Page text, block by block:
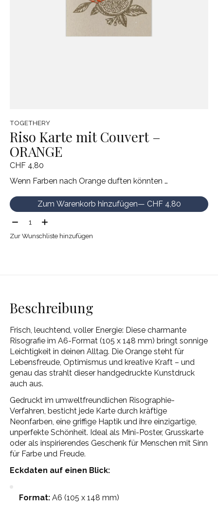
TOGETHERY
Riso Karte mit Couvert –
ORANGE
CHF 4,80
Wenn Farben nach Orange duften könnten …
Zum Warenkorb hinzufügen
— CHF 4,80
Menge:
Zur Wunschliste hinzufügen
Beschreibung
Frisch, leuchtend, voller Energie: Diese charmante
Risografie im A6-Format (105 x 148 mm) bringt sonnige
Leichtigkeit in deinen Alltag. Die Orange steht für
Lebensfreude, Optimismus und kreative Kraft – und
genau das strahlt dieser handgedruckte Kunstdruck
auch aus.
Gedruckt im umweltfreundlichen Risographie-
Verfahren, besticht jede Karte durch kräftige
Neonfarben, eine griffige Haptik und ihre einzigartige,
unperfekte Schönheit. Ideal als Mini-Poster, Grusskarte
oder als inspirierendes Geschenk für Menschen mit Sinn
für Farbe und Freude.
Eckdaten auf einen Blick:
Format: A6 (105 x 148 mm)